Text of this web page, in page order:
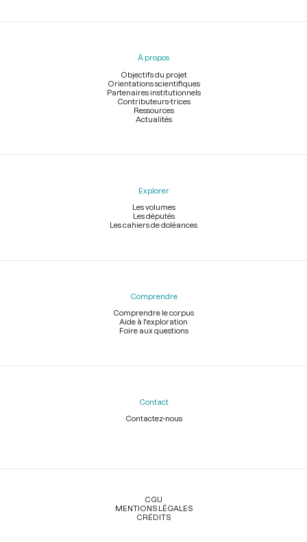
Menu
À propos
Objectifs du projet
Orientations scientifiques
Partenaires institutionnels
Contributeurs-trices
Ressources
Actualités
Explorer
Les volumes
Les députés
Les cahiers de doléances
Comprendre
Comprendre le corpus
Aide à l'exploration
Foire aux questions
Contact
Contactez-nous
Légal
CGU
MENTIONS LÉGALES
CRÉDITS